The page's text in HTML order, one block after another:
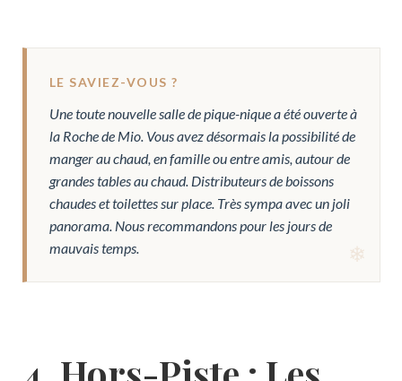
LE SAVIEZ-VOUS ?
Une toute nouvelle salle de pique-nique a été ouverte à
la Roche de Mio. Vous avez désormais la possibilité de
manger au chaud, en famille ou entre amis, autour de
grandes tables au chaud. Distributeurs de boissons
chaudes et toilettes sur place. Très sympa avec un joli
panorama. Nous recommandons pour les jours de
mauvais temps.